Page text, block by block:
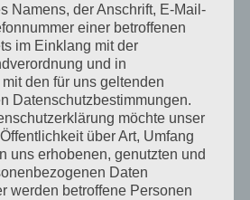
Isolationskittel
Namens, der Anschrift, E-Mail-
einer betroffenen
im Einklang mit der
und in
den für uns geltenden
Datenschutzbestimmungen.
möchte unser
über Art, Umfang
uns erhobenen, genutzten und
Daten
werden betroffene Personen